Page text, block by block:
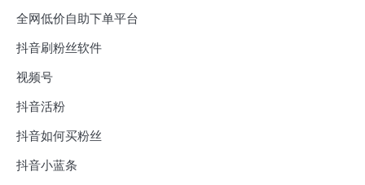
全网低价自助下单平台
抖音刷粉丝软件
视频号
抖音活粉
抖音如何买粉丝
抖音小蓝条